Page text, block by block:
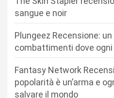
sangue e noir
Plungeez Recensione:
combattimenti dove
Fantasy Network
popolarità è un’arma e
salvare il mondo